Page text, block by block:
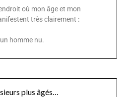
où mon âge et mon
très clairement :
homme nu.
plus âgés…